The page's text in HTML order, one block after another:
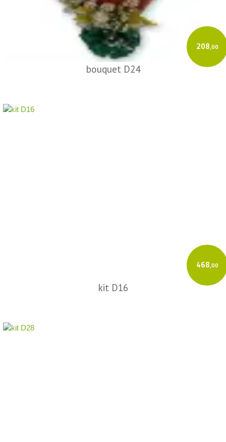
208,00
bouquet D24
468,00
kit D16